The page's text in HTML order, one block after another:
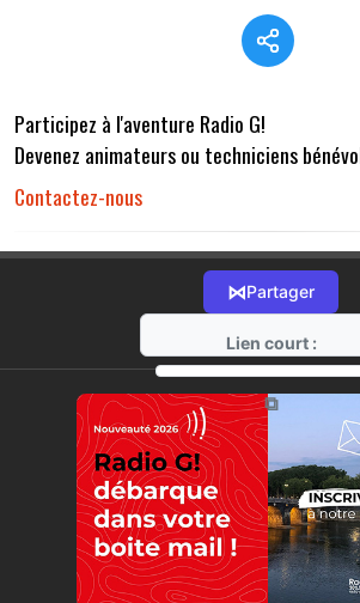
Participez à l'aventure Radio G!
Devenez animateurs ou techniciens
Contactez-nous
⋈Partager
Lien court :
https://radio-
⧉